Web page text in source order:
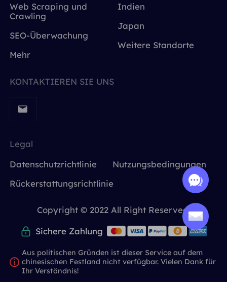
Web Scraping und
Crawling
SEO-Überwachung
Mehr
Indien
Japan
Weitere Standorte
KONTAKTIEREN SIE UNS
Legal
Datenschutzrichtlinie
Nutzungsbedingungen
Rückerstattungsrichtlinie
Copyright © 2022 All Right Reserved.
Sichere Zahlung
Aus politischen Gründen ist dieser Service auf dem
chinesischen Festland nicht verfügbar. Vielen Dank für
Ihr Verständnis!